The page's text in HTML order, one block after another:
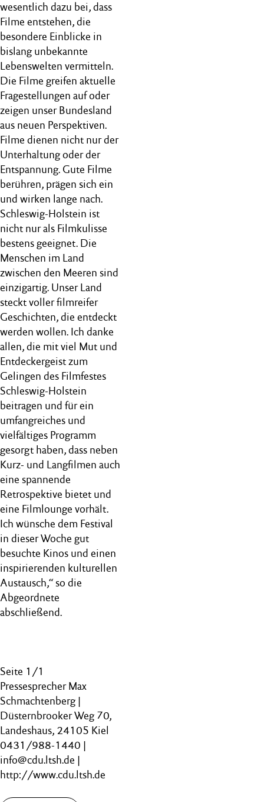
wesentlich dazu bei, dass
Filme entstehen, die
besondere Einblicke in
bislang unbekannte
Lebenswelten vermitteln.
Die Filme greifen aktuelle
Fragestellungen auf oder
zeigen unser Bundesland
aus neuen Perspektiven.
Filme dienen nicht nur der
Unterhaltung oder der
Entspannung. Gute Filme
berühren, prägen sich ein
und wirken lange nach.
Schleswig-Holstein ist
nicht nur als Filmkulisse
bestens geeignet. Die
Menschen im Land
zwischen den Meeren sind
einzigartig. Unser Land
steckt voller filmreifer
Geschichten, die entdeckt
werden wollen. Ich danke
allen, die mit viel Mut und
Entdeckergeist zum
Gelingen des Filmfestes
Schleswig-Holstein
beitragen und für ein
umfangreiches und
vielfältiges Programm
gesorgt haben, dass neben
Kurz- und Langfilmen auch
eine spannende
Retrospektive bietet und
eine Filmlounge vorhält.
Ich wünsche dem Festival
in dieser Woche gut
besuchte Kinos und einen
inspirierenden kulturellen
Austausch,“ so die
Abgeordnete
abschließend.
Seite 1/1
Pressesprecher Max
Schmachtenberg |
Düsternbrooker Weg 70,
Landeshaus, 24105 Kiel
0431/988-1440 |
info@cdu.ltsh.de |
http://www.cdu.ltsh.de